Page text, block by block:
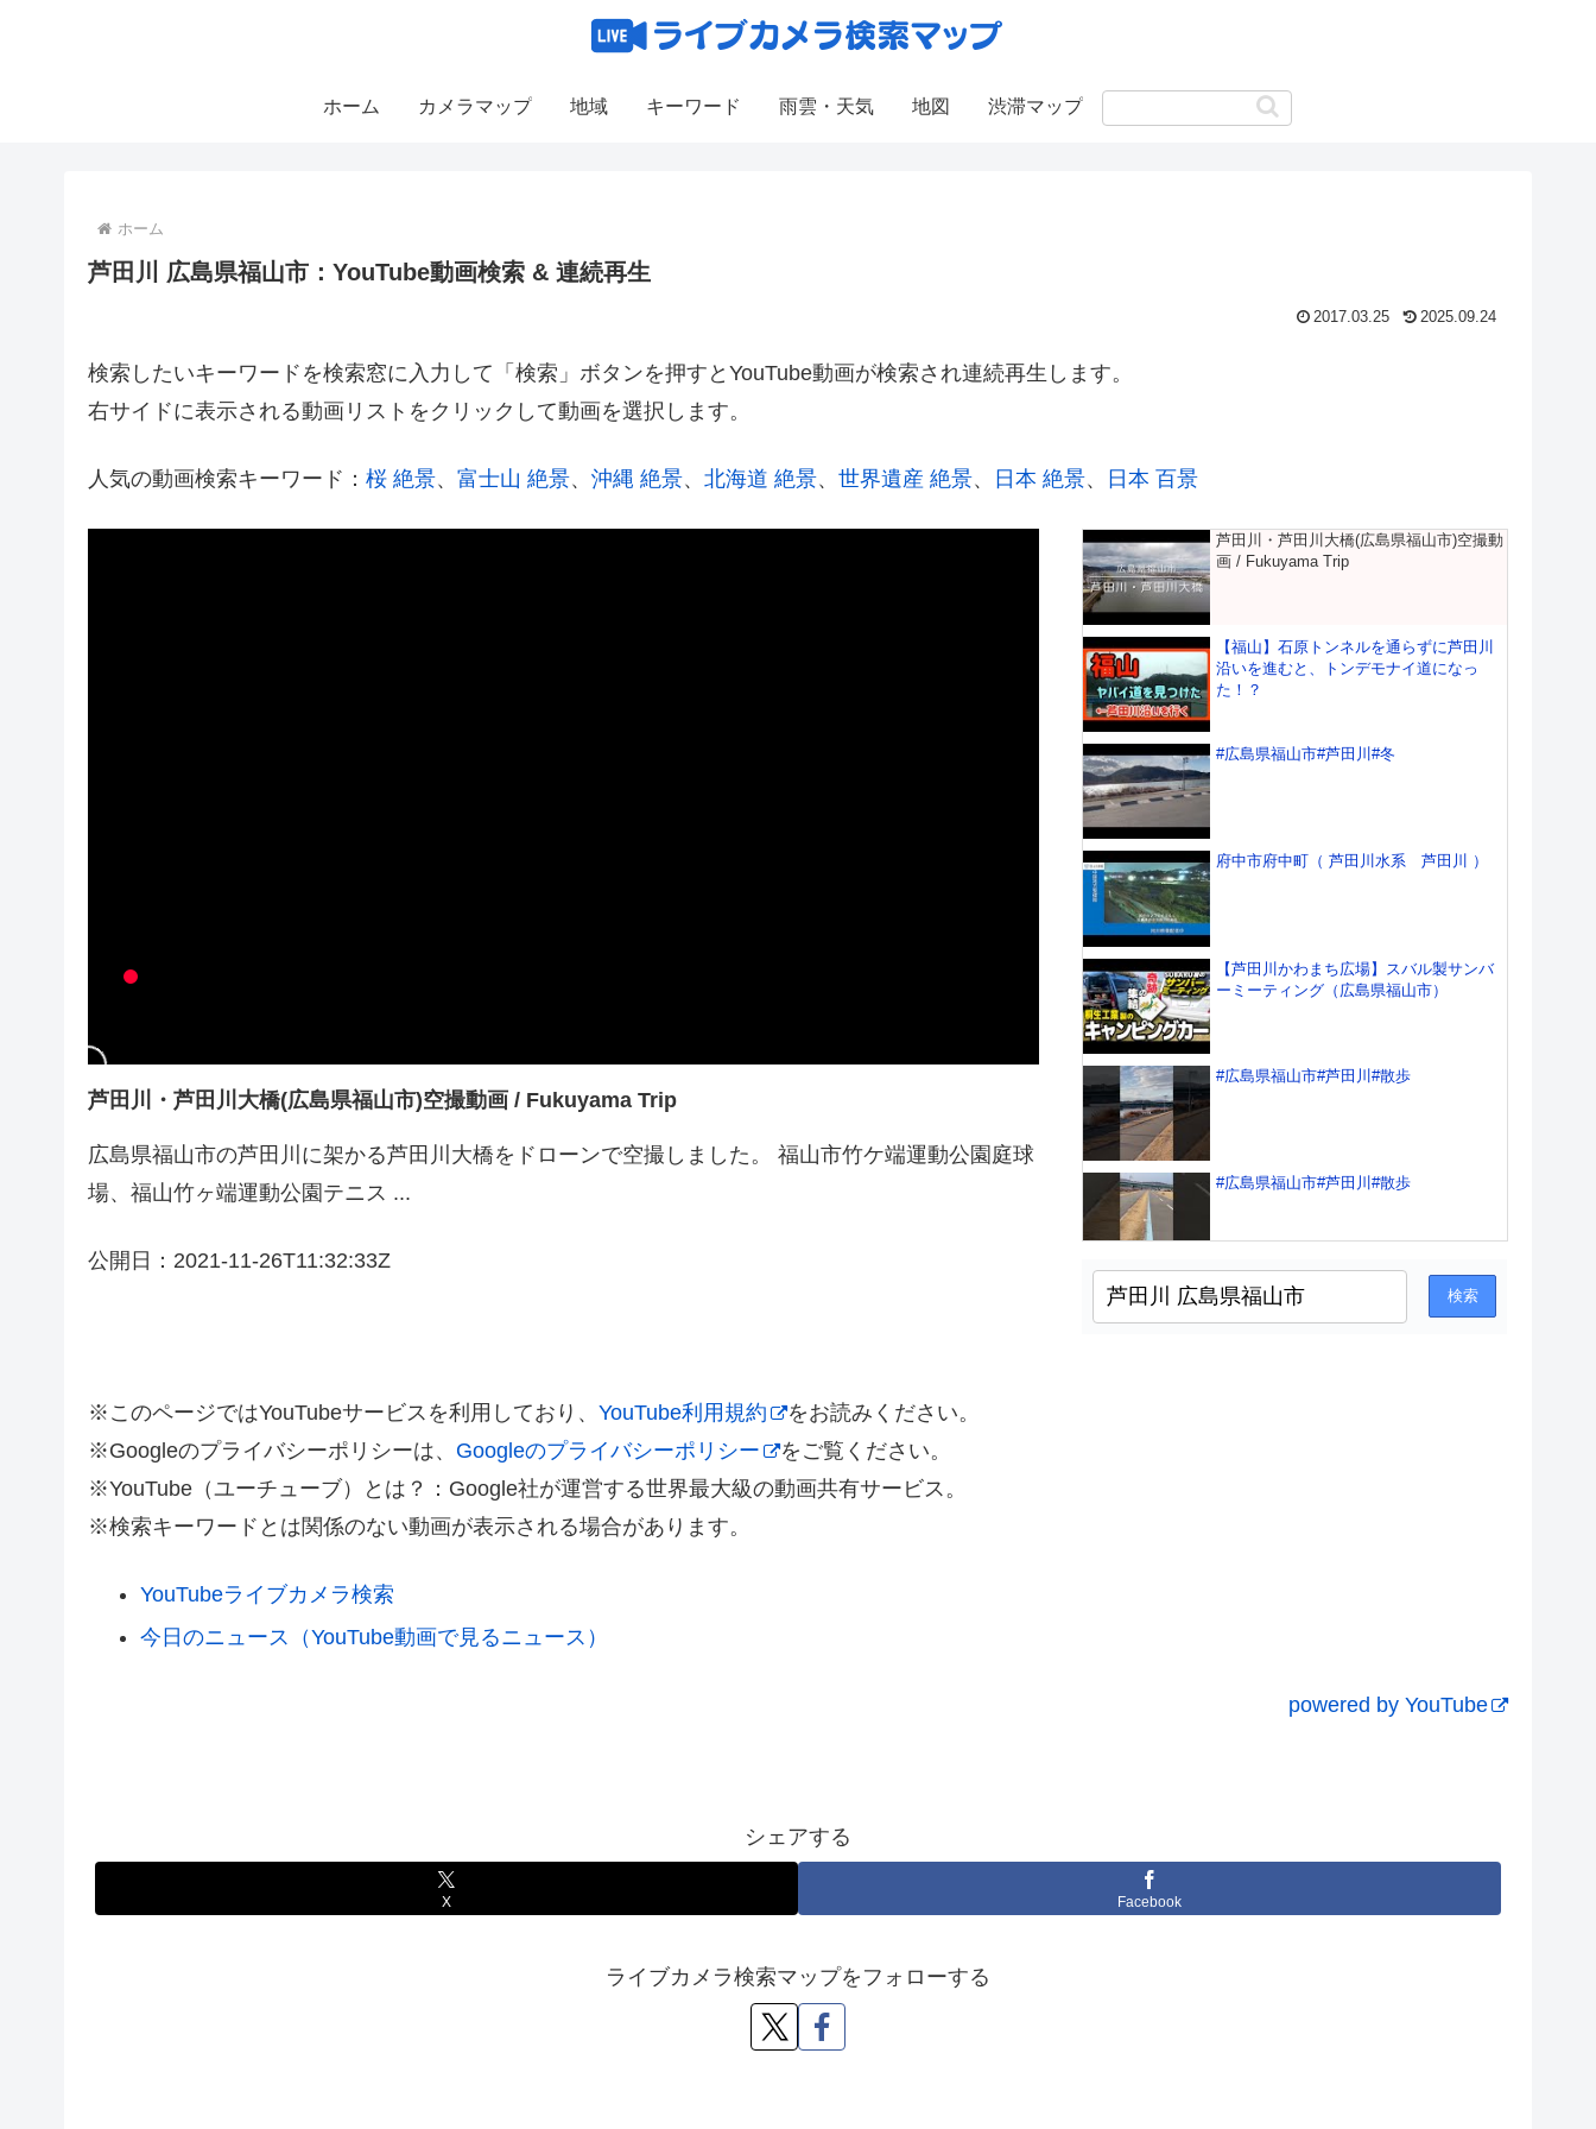
ホーム カメラマップ 地域 キーワード 雨雲・天気 地図 渋滞マップ
ホーム
芦田川 広島県福山市：YouTube動画検索 & 連続再生
2017.03.25 2025.09.24
検索したいキーワードを検索窓に入力して「検索」ボタンを押すとYouTube動画が検索され連続再生します。
右サイドに表示される動画リストをクリックして動画を選択します。
人気の動画検索キーワード： 桜 絶景、 富士山 絶景、 沖縄 絶景、 北海道 絶景、 世界遺産 絶景、 日本 絶景、 日本 百景
芦田川・芦田川大橋(広島県福山市)空撮動画 / Fukuyama Trip
広島県福山市の芦田川に架かる芦田川大橋をドローンで空撮しました。 福山市竹ケ端運動公園庭球
場、福山竹ヶ端運動公園テニス ...
公開日：2021-11-26T11:32:33Z
芦田川・芦田川大橋(広島県福山市)空撮動
画 / Fukuyama Trip
【福山】石原トンネルを通らずに芦田川
沿いを進むと、トンデモナイ道になっ
た！？
#広島県福山市#芦田川#冬
府中市府中町（ 芦田川水系 芦田川 ）
【芦田川かわまち広場】スバル製サンバ
ーミーティング（広島県福山市）
#広島県福山市#芦田川#散歩
#広島県福山市#芦田川#散歩
芦田川大橋、緑色にライトアップ！！
（広島県福山市）
※このページではYouTubeサービスを利用しており、 YouTube利用規約
をお読みください。
※Googleのプライバシーポリシーは、 Googleのプライバシーポリシー
をご覧ください。
※YouTube（ユーチューブ）とは？：Google社が運営する世界最大級の動画共有サービス。
※検索キーワードとは関係のない動画が表示される場合があります。
YouTubeライブカメラ検索
今日のニュース（YouTube動画で見るニュース）
powered by YouTube
シェアする
X Facebook
ライブカメラ検索マップをフォローする